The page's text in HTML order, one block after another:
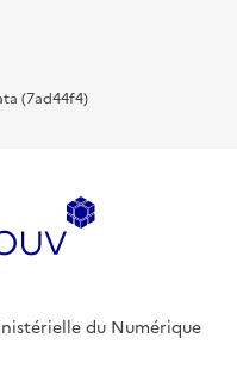
(7ad44f4)
du Numérique